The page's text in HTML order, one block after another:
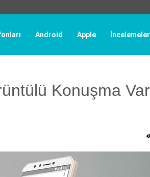
Android Apple İncelemeler
Konuşma Var